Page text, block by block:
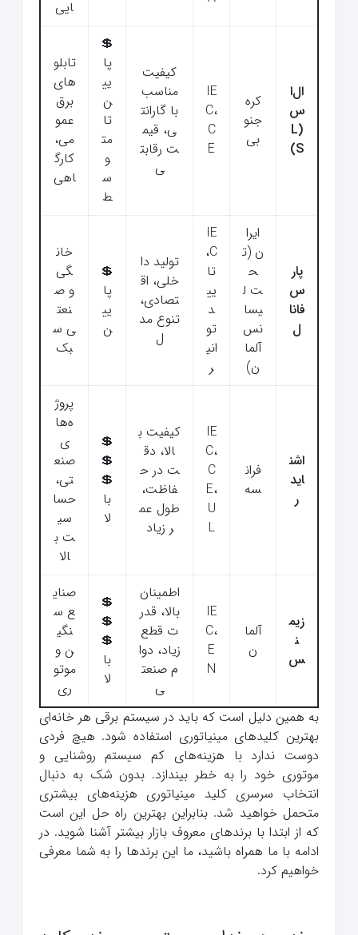
ایی
ال‌ا
س
(L
S)
کره
جنو
بی
IE
C،
C
E
کیفیت
مناسب
با گارانت
ی، قیم
ت رقابت
ی
💲
پا
یی
ن
تا
مت
و
س
ط
تابلو
های
برق
عمو
می،
کارگ
اهی
پار
س
فانا
ل
ایرا
ن (ت
ح
ت ل
یسا
نس
آلما
ن)
IE
C،
تا
یی
د
تو
انی
ر
تولید دا
خلی، اق
تصادی،
تنوع مد
ل
💲
پا
یی
ن
خان
گی
و ص
نعت
ی س
بک
اشن
اید
ر
فران
سه
IE
C،
C
E،
U
L
کیفیت ب
الا، دق
ت در ح
فاظت،
طول عم
ر زیاد
💲
💲
💲
با
لا
پروژ
ه‌ها
ی
صنع
تی،
حسا
سی
ت ب
الا
زیم
ن
س
آلما
ن
IE
C،
E
N
اطمینان
بالا، قدر
ت قطع
زیاد، دوا
م صنعت
ی
💲
💲
💲
با
لا
صنای
ع س
نگی
ن و
موتو
ری
به همین دلیل است که باید در سیستم برقی هر خانه‌ای
بهترین کلیدهای مینیاتوری استفاده شود. هیچ فردی
دوست ندارد با هزینه‌های کم سیستم روشنایی و
موتوری خود را به خطر بیندازد. بدون شک به دنبال
انتخاب سرسری کلید مینیاتوری هزینه‌های بیشتری
متحمل خواهید شد. بنابراین بهترین راه حل این است
که از ابتدا با برندهای معروف بازار بیشتر آشنا شوید. در
ادامه با ما همراه باشید، ما این برندها را به شما معرفی
خواهیم کرد.